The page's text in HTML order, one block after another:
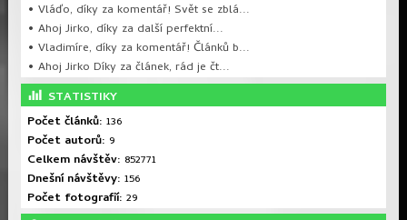
• Vláďo, díky za komentář! Svět se zblá...
• Ahoj Jirko, díky za další perfektní...
• Vladimíre, díky za komentář! Článků b...
• Ahoj Jirko Díky za článek, rád je čt...
STATISTIKY
Počet článků: 136
Počet autorů: 9
Celkem návštěv: 852771
Dnešní návštěvy: 156
Počet fotografií: 29